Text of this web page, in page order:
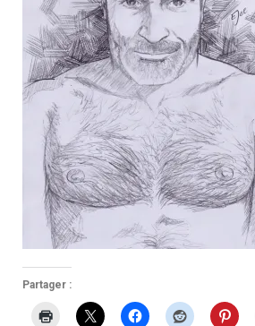
Partager :